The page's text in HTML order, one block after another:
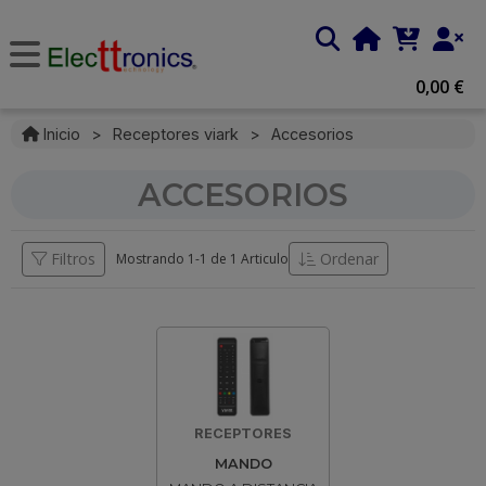
0,00 €
Inicio > Receptores viark > Accesorios
ACCESORIOS
Filtros Mostrando 1-1 de 1 Articulo Ordenar
RECEPTORES
MANDO